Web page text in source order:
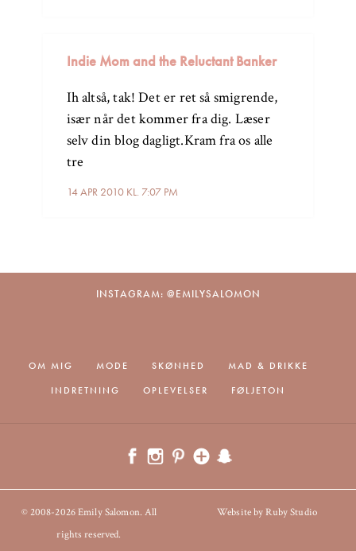
Indie Mom and the Reluctant Banker
14 APR 2010 KL. 7:07 PM
Ih altså, tak! Det er ret så smigrende,
især når det kommer fra dig. Læser
selv din blog dagligt.Kram fra os alle
tre
INSTAGRAM: @EMILYSALOMON
OM MIG MODE SKØNHED
MAD & DRIKKE
INDRETNING
OPLEVELSER FØLJETON
© 2008-2026 Emily Salomon. All
rights reserved.
Website by Ruby Studio